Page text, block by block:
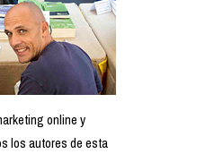
online y
los autores de esta